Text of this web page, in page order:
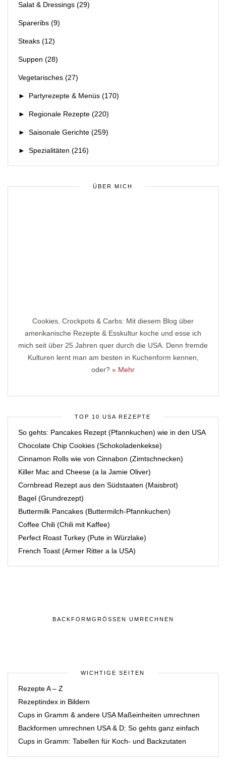
Salat & Dressings (29)
Spareribs (9)
Steaks (12)
Suppen (28)
Vegetarisches (27)
► Partyrezepte & Menüs (170)
► Regionale Rezepte (220)
► Saisonale Gerichte (259)
► Spezialitäten (216)
ÜBER MICH
Cookies, Crockpots & Carbs: Mit diesem Blog über
amerikanische Rezepte & Esskultur koche und esse ich
mich seit über 25 Jahren quer durch die USA. Denn fremde
Kulturen lernt man am besten in Kuchenform kennen,
oder? » Mehr
TOP 10 USA REZEPTE
So gehts: Pancakes Rezept (Pfannkuchen) wie in den USA
Chocolate Chip Cookies (Schokoladenkekse)
Cinnamon Rolls wie von Cinnabon (Zimtschnecken)
Killer Mac and Cheese (a la Jamie Oliver)
Cornbread Rezept aus den Südstaaten (Maisbrot)
Bagel (Grundrezept)
Buttermilk Pancakes (Buttermilch-Pfannkuchen)
Coffee Chili (Chili mit Kaffee)
Perfect Roast Turkey (Pute in Würzlake)
French Toast (Armer Ritter a la USA)
BACKFORMGRÖSSEN UMRECHNEN
WICHTIGE SEITEN
Rezepte A – Z
Rezeptindex in Bildern
Cups in Gramm & andere USA Maßeinheiten umrechnen
Backformen umrechnen USA & D: So gehts ganz einfach
Cups in Gramm: Tabellen für Koch- und Backzutaten